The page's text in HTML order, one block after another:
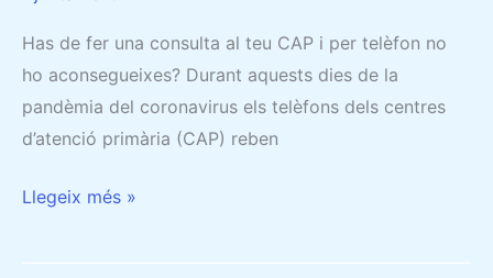
Has de fer una consulta al teu CAP i per telèfon no
ho aconsegueixes? Durant aquests dies de la
pandèmia del coronavirus els telèfons dels centres
d’atenció primària (CAP) reben
Llegeix més »